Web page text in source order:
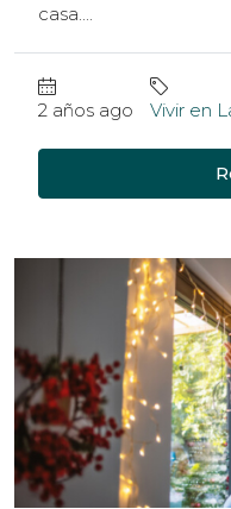
casa....
2 años ago Vivir en